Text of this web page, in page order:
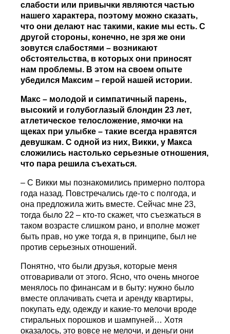
слабости или привычки являются частью
нашего характера, поэтому можно сказать,
что они делают нас такими, какие мы есть. С
другой стороны, конечно, не зря же они
зовутся слабостями – возникают
обстоятельства, в которых они приносят
нам проблемы. В этом на своем опыте
убедился Максим – герой нашей истории.
Макс – молодой и симпатичный парень,
высокий и голубоглазый блондин 23 лет,
атлетическое телосложение, ямочки на
щеках при улыбке – такие всегда нравятся
девушкам. С одной из них, Викки, у Макса
сложились настолько серьезные отношения,
что пара решила съехаться.
– С Викки мы познакомились примерно полтора
года назад. Повстречались где-то с полгода, и
она предложила жить вместе. Сейчас мне 23,
тогда было 22 – кто-то скажет, что съезжаться в
таком возрасте слишком рано, и вполне может
быть прав, но уже тогда я, в принципе, был не
против серьезных отношений.
Понятно, что были друзья, которые меня
отговаривали от этого. Ясно, что очень многое
менялось по финансам и в быту: нужно было
вместе оплачивать счета и аренду квартиры,
покупать еду, одежду и какие-то мелочи вроде
стиральных порошков и шампуней… Хотя
оказалось, это вовсе не мелочи, и деньги они